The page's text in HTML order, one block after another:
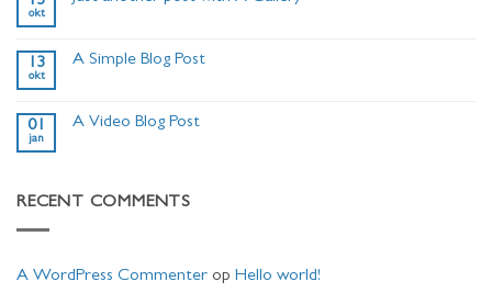
okt
Just
A
13
okt
A Simple Blog Post
A
01
jan
A Video Blog Post
Video
RECENT COMMENTS
A WordPress Commenter op Hello world!